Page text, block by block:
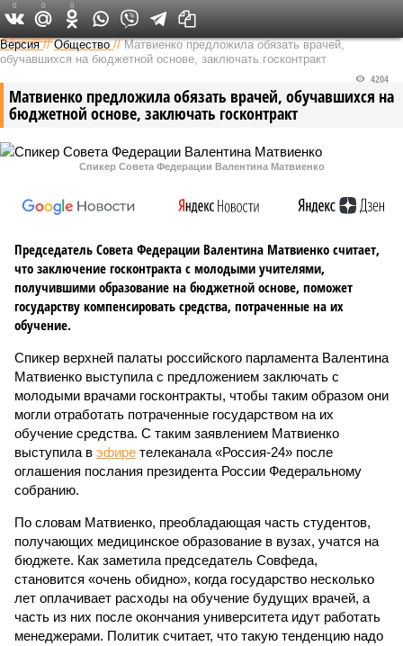
Федеральный выпуск
Версия //Общество //Матвиенко предложила обязать врачей,
обучавшихся на бюджетной основе, заключать госконтракт
Матвиенко предложила обязать врачей, обучавшихся на
бюджетной основе, заключать госконтракт
4204
Спикер Совета Федерации Валентина Матвиенко
Председатель Совета Федерации Валентина Матвиенко считает,
что заключение госконтракта с молодыми учителями,
получившими образование на бюджетной основе, поможет
государству компенсировать средства, потраченные на их
обучение.
Спикер верхней палаты российского парламента Валентина
Матвиенко выступила с предложением заключать с
молодыми врачами госконтракты, чтобы таким образом они
могли отработать потраченные государством на их
обучение средства. С таким заявлением Матвиенко
выступила в эфире телеканала «Россия-24» после
оглашения послания президента России Федеральному
собранию.
По словам Матвиенко, преобладающая часть студентов,
получающих медицинское образование в вузах, учатся на
бюджете. Как заметила председатель Совфеда,
становится «очень обидно», когда государство несколько
лет оплачивает расходы на обучение будущих врачей, а
часть из них после окончания университета идут работать
менеджерами. Политик считает, что такую тенденцию надо
0 0 0